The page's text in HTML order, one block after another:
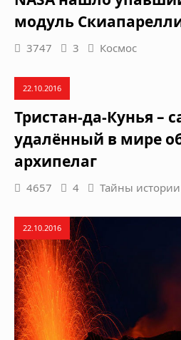
модуль
3747 3 Космос
22.10.2016
Тристан-да-Кунья –
удалённый в мире
архипелаг
4657 4 Тайны истории
22.10.2016